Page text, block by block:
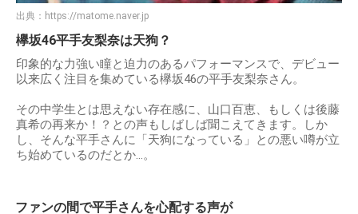
出典： https://matome.naver.jp
欅坂46平手友梨奈は天狗？
印象的な力強い瞳と迫力のあるパフォーマンスで、デビュー
以来広く注目を集めている欅坂46の平手友梨奈さん。
その中学生とは思えない存在感に、山口百恵、もしくは後藤
真希の再来か！？との声もしばしば聞こえてきます。しか
し、そんな平手さんに「天狗になっている」との悪い噂が立
ち始めているのだとか…。
ファンの間で平手さんを心配する声が